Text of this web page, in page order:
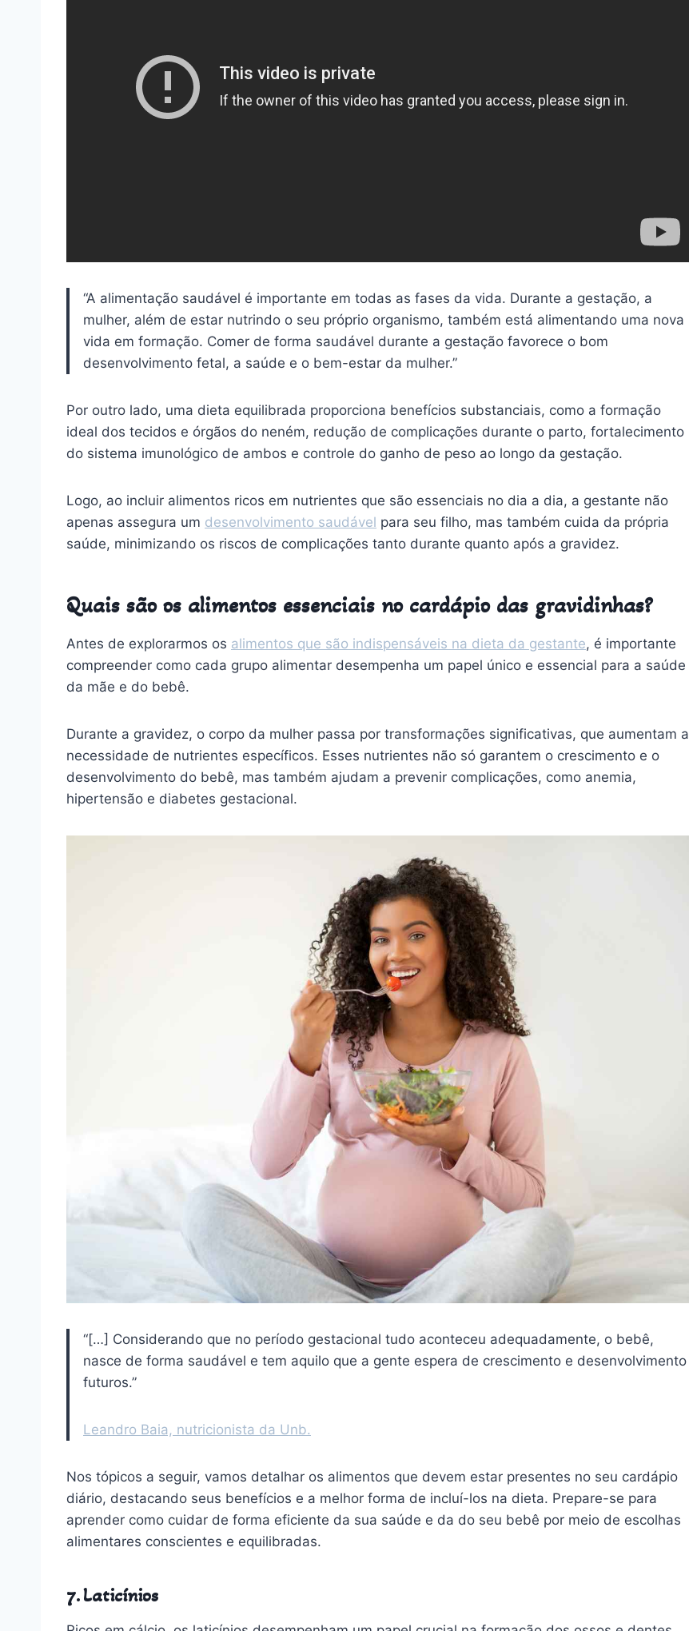
“A alimentação saudável é importante em todas as fases da vida. Durante a gestação, a
mulher, além de estar nutrindo o seu próprio organismo, também está alimentando uma nova
vida em formação. Comer de forma saudável durante a gestação favorece o bom
desenvolvimento fetal, a saúde e o bem-estar da mulher.”
Por outro lado, uma dieta equilibrada proporciona benefícios substanciais, como a formação
ideal dos tecidos e órgãos do neném, redução de complicações durante o parto, fortalecimento
do sistema imunológico de ambos e controle do ganho de peso ao longo da gestação.
Logo, ao incluir alimentos ricos em nutrientes que são essenciais no dia a dia, a gestante não
apenas assegura um desenvolvimento saudável para seu filho, mas também cuida da própria
saúde, minimizando os riscos de complicações tanto durante quanto após a gravidez.
Quais são os alimentos essenciais no cardápio das gravidinhas?
Antes de explorarmos os alimentos que são indispensáveis na dieta da gestante, é importante
compreender como cada grupo alimentar desempenha um papel único e essencial para a saúde
da mãe e do bebê.
Durante a gravidez, o corpo da mulher passa por transformações significativas, que aumentam a
necessidade de nutrientes específicos. Esses nutrientes não só garantem o crescimento e o
desenvolvimento do bebê, mas também ajudam a prevenir complicações, como anemia,
hipertensão e diabetes gestacional.
“[…] Considerando que no período gestacional tudo aconteceu adequadamente, o bebê,
nasce de forma saudável e tem aquilo que a gente espera de crescimento e desenvolvimento
futuros.”
Leandro Baia, nutricionista da Unb.
Nos tópicos a seguir, vamos detalhar os alimentos que devem estar presentes no seu cardápio
diário, destacando seus benefícios e a melhor forma de incluí-los na dieta. Prepare-se para
aprender como cuidar de forma eficiente da sua saúde e da do seu bebê por meio de escolhas
alimentares conscientes e equilibradas.
7. Laticínios